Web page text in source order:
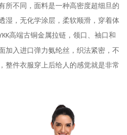
所不同，面料是一种高密度超细旦的
湿，无化学涂层，柔软顺滑，穿着体
高端古铜金属拉链，领口、袖口和
加入进口弹力氨纶丝，织法紧密，不
整件衣服穿上后给人的感觉就是非常